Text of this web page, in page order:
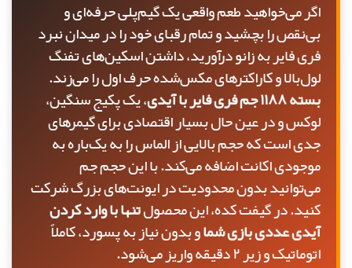
اگر می‌خواهید طعم واقعی یک گیم‌پلی حرفه‌ای و
بی‌نقص را بچشید و تمام رقبای خود را در میدان نبرد
فری فایر به زانو درآورید، داشتن اسکین‌های تفنگ
لول‌بالا و کاراکترهای مکس‌شده حرف اول را می‌زند.
بسته ۱۱۸۸ جم فری فایر با آیدی
، یک پکیج سنگین،
لوکس و در عین حال بسیار اقتصادی برای گیمرهای
جدی است که حجم بالایی از الماس را به یک‌باره به
موجودی اکانت اضافه می‌کند. با این حجم جم
می‌توانید بدون محدودیت در ایونت‌های بزرگ شرکت
کنید. در گیفت کده، این محصولتنها با وارد کردن
آیدی عددی بازی شماو بدون نیاز به پسورد، کاملاً
اتوماتیک و زیر ۲ دقیقه واریز می‌شود.